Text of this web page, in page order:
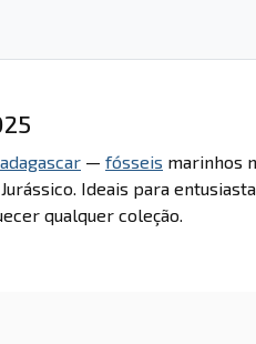
— fósseis marinhos
Ideais para
qualquer coleção.